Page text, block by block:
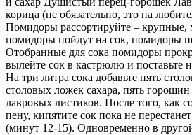
корица (не обязательно, это на
Помидоры рассортируйте – крупные,
помидоры пойдут на сок, помидоры
Отобранные для сока помидоры
вылейте сок в кастрюлю и поставьте
На три литра сока добавьте пять
столовых ложек сахара, пять
лавровых листиков. После того, как
пену, кипятите сок пока не
(минут 12-15). Одновременно в